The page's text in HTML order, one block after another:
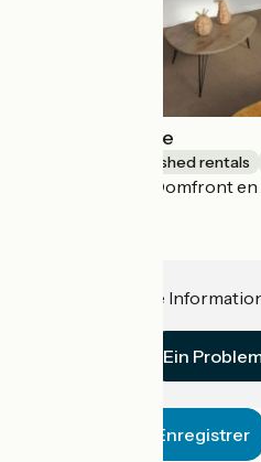
La Halte Cycliste
Lodgings and furnished rentals
Domfront
Haben Sie eine
Ein
Enregistrer